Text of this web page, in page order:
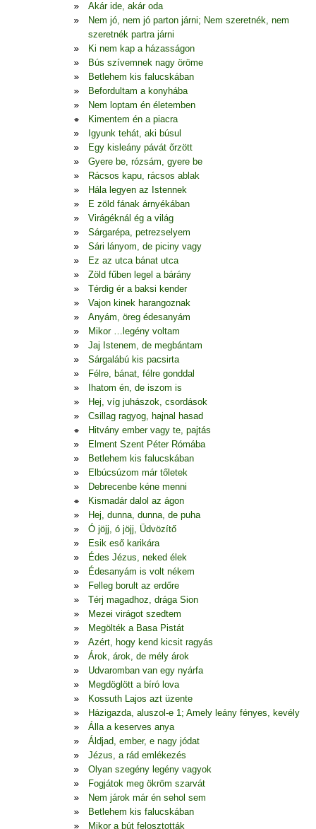
Akár ide, akár oda
Nem jó, nem jó parton járni; Nem szeretnék, nem
szeretnék partra járni
Ki nem kap a házasságon
Bús szívemnek nagy öröme
Betlehem kis falucskában
Befordultam a konyhába
Nem loptam én életemben
Kimentem én a piacra
Igyunk tehát, aki búsul
Egy kisleány pávát őrzött
Gyere be, rózsám, gyere be
Rácsos kapu, rácsos ablak
Hála legyen az Istennek
E zöld fának árnyékában
Virágéknál ég a világ
Sárgarépa, petrezselyem
Sári lányom, de piciny vagy
Ez az utca bánat utca
Zöld fűben legel a bárány
Térdig ér a baksi kender
Vajon kinek harangoznak
Anyám, öreg édesanyám
Mikor …legény voltam
Jaj Istenem, de megbántam
Sárgalábú kis pacsirta
Félre, bánat, félre gonddal
Ihatom én, de iszom is
Hej, víg juhászok, csordások
Csillag ragyog, hajnal hasad
Hitvány ember vagy te, pajtás
Elment Szent Péter Rómába
Betlehem kis falucskában
Elbúcsúzom már tőletek
Debrecenbe kéne menni
Kismadár dalol az ágon
Hej, dunna, dunna, de puha
Ó jöjj, ó jöjj, Üdvözítő
Esik eső karikára
Édes Jézus, neked élek
Édesanyám is volt nékem
Felleg borult az erdőre
Térj magadhoz, drága Sion
Mezei virágot szedtem
Megölték a Basa Pistát
Azért, hogy kend kicsit ragyás
Árok, árok, de mély árok
Udvaromban van egy nyárfa
Megdöglött a bíró lova
Kossuth Lajos azt üzente
Házigazda, aluszol-e 1; Amely leány fényes, kevély
Álla a keserves anya
Áldjad, ember, e nagy jódat
Jézus, a rád emlékezés
Olyan szegény legény vagyok
Fogjátok meg ökröm szarvát
Nem járok már én sehol sem
Betlehem kis falucskában
Mikor a bút felosztották